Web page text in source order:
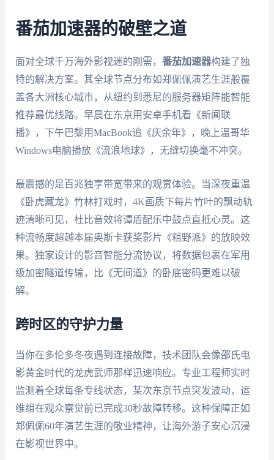
番茄加速器的破壁之道
面对全球千万海外影视迷的刚需， 番茄加速器构建了独
特的解决方案。其全球节点分布如郑佩佩演艺生涯般覆
盖各大洲核心城市，从纽约到悉尼的服务器矩阵能智能
推荐最优线路。早晨在东京用安卓手机看《新闻联
播》，下午巴黎用MacBook追《庆余年》，晚上温哥华
Windows电脑播放《流浪地球》，无缝切换毫不冲突。
最震撼的是百兆独享带宽带来的观赏体验。当深夜重温
《卧虎藏龙》竹林打戏时，4K画质下每片竹叶的飘动轨
迹清晰可见，杜比音效将谭盾配乐中鼓点直抵心灵。这
种流畅度超越本届奥斯卡获奖影片《粗野派》的放映效
果。独家设计的影音智能分流协议，将数据包裹在军用
级加密隧道传输，比《无间道》的卧底密码更难以破
解。
跨时区的守护力量
当你在多伦多冬夜遇到连接故障，技术团队会像邵氏电
影黄金时代的龙虎武师那样迅速响应。专业工程师实时
监测着全球每条专线状态，某次东京节点突发波动，运
维组在观众察觉前已完成30秒故障转移。这种保障正如
郑佩佩60年演艺生涯的敬业精神，让海外游子安心沉浸
在影视世界中。